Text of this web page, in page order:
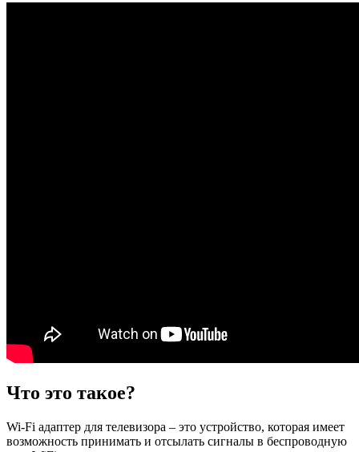
Что это такое?
Wi-Fi адаптер для телевизора – это устройство, которая имеет
возможность принимать и отсылать сигналы в беспроводную